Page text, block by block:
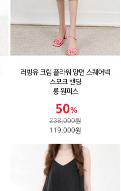
러빙유 크림 플라워 양면 스퀘어넥
스모크 밴딩
롱 원피스
238,000원
119,000원